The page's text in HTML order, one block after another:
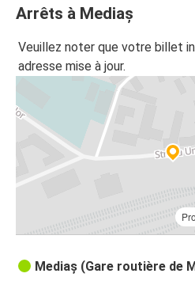
Arrêts à Mediaș
Veuillez noter que votre billet
adresse mise à jour.
Mediaș (Gare routière de